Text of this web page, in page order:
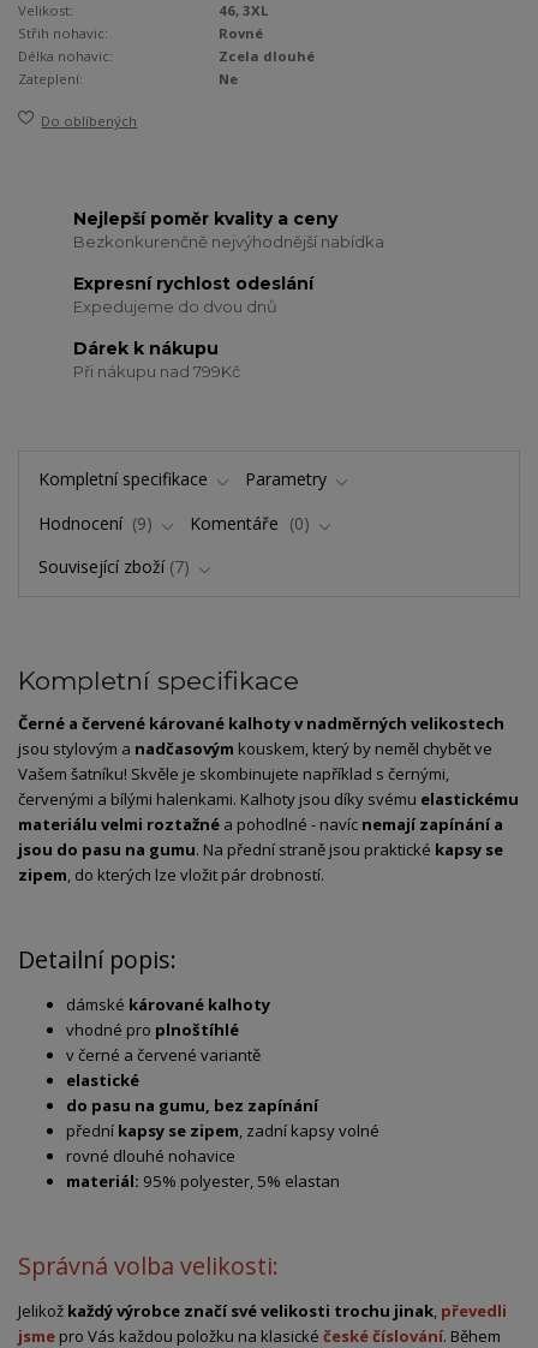
Velikost:
46, 3XL
Střih nohavic:
Rovné
Délka nohavic:
Zcela dlouhé
Zateplení:
Ne
Do oblíbených
Nejlepší poměr kvality a ceny
Bezkonkurenčně nejvýhodnější nabídka
Expresní rychlost odeslání
Expedujeme do dvou dnů
Dárek k nákupu
Při nákupu nad 799Kč
Kompletní specifikace
Parametry
Hodnocení
9 Komentáře
0
Související zboží 7
Kompletní specifikace
Černé a červené kárované kalhoty v nadměrných velikostech
jsou stylovým a nadčasovým kouskem, který by neměl chybět ve
Vašem šatníku! Skvěle je skombinujete například s černými,
červenými a bílými halenkami. Kalhoty jsou díky svému elastickému
materiálu velmi roztažné a pohodlné - navíc nemají zapínání a
jsou do pasu na gumu. Na přední straně jsou praktické kapsy se
zipem, do kterých lze vložit pár drobností.
Detailní popis:
dámské kárované kalhoty
vhodné pro plnoštíhlé
v černé a červené variantě
elastické
do pasu na gumu, bez zapínání
přední kapsy se zipem, zadní kapsy volné
rovné dlouhé nohavice
materiál: 95% polyester, 5% elastan
Správná volba velikosti:
Jelikož každý výrobce značí své velikosti trochu jinak, převedli
jsme pro Vás každou položku na klasické české číslování. Během